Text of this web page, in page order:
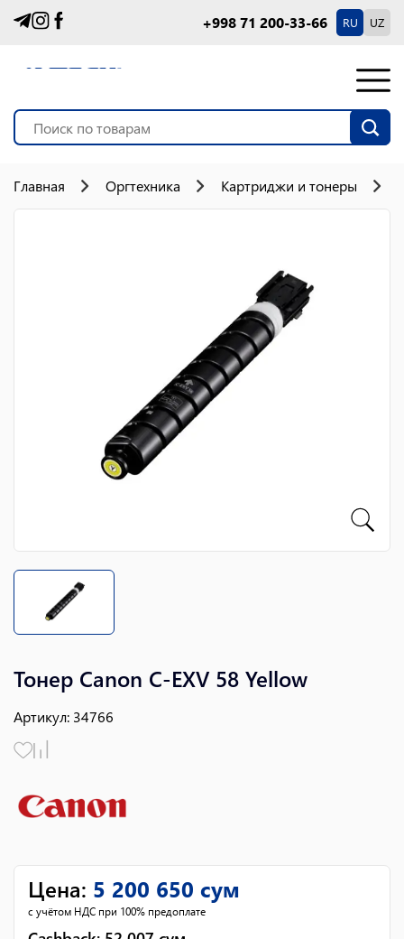
+998 71 200-33-66 RU UZ
Главная Оргтехника Картриджи и тонеры
Тонер Canon C-EXV 58 Yellow
Артикул: 34766
Цена: 5 200 650 сум
с учётом НДС при 100% предоплате